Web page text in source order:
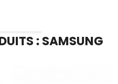
: SAMSUNG